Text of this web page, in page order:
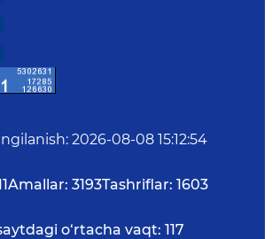
: 2026-08-08 15:12:54
Amallar: 3193Tashriflar: 1603
o‘rtacha vaqt: 117